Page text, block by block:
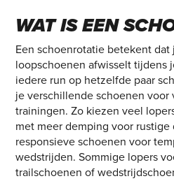
WAT IS EEN
Een schoenrotatie betekent dat
loopschoenen afwisselt tijdens
iedere run op hetzelfde paar
je verschillende schoenen voor
trainingen. Zo kiezen veel
met meer demping voor
responsieve schoenen voor
wedstrijden. Sommige lopers
trailschoenen of